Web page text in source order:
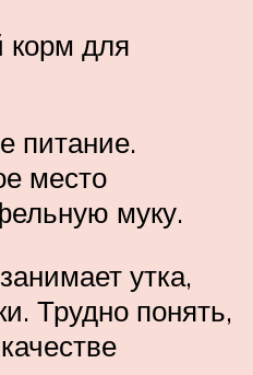
корм для
питание.
место
муку.
утка,
Трудно понять,